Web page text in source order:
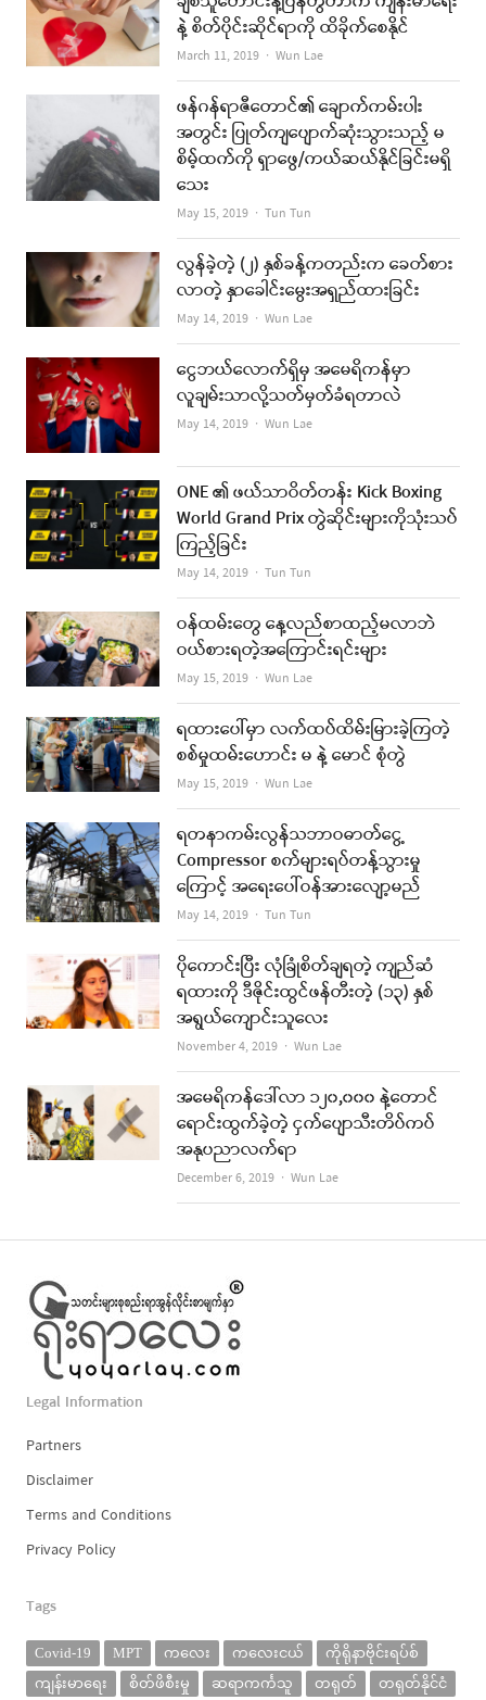
နဲ့ စိတ်ပိုင်းဆိုင်ရာကို ထိခိုက်စေနိုင်
March 11, 2019 Author
Wun Lae
ဖန်ဂန်ရာဇီတောင်၏ ချောက်ကမ်းပါး
အတွင်း ပြုတ်ကျပျောက်ဆုံးသွားသည့် မ
စိမ့်ထက်ကို ရှာဖွေ/ကယ်ဆယ်နိုင်ခြင်းမရှိ
သေး
May 15, 2019 Author
Tun Tun
လွန်ခဲ့တဲ့ (၂) နှစ်ခန့်ကတည်းက ခေတ်စား
လာတဲ့ နှာခေါင်းမွေးအရှည်ထားခြင်း
May 14, 2019 Author
Wun Lae
ငွေဘယ်လောက်ရှိမှ အမေရိကန်မှာ
လူချမ်းသာလို့သတ်မှတ်ခံရတာလဲ
May 14, 2019 Author
Wun Lae
ONE ၏ ဖယ်သာဝိတ်တန်း Kick Boxing
World Grand Prix တွဲဆိုင်းများကိုသုံးသပ်
ကြည့်ခြင်း
May 14, 2019 Author
Tun Tun
ဝန်ထမ်းတွေ နေ့လည်စာထည့်မလာဘဲ
ဝယ်စားရတဲ့အကြောင်းရင်းများ
May 15, 2019 Author
Wun Lae
ရထားပေါ်မှာ လက်ထပ်ထိမ်းမြားခဲ့ကြတဲ့
စစ်မှုထမ်းဟောင်း မ နဲ့ မောင် စုံတွဲ
May 15, 2019 Author
Wun Lae
ရတနာကမ်းလွန်သဘာဝဓာတ်ငွေ့
Compressor စက်များရပ်တန့်သွားမှု
ကြောင့် အရေးပေါ်ဝန်အားလျော့မည်
May 14, 2019 Author
Tun Tun
ပိုကောင်းပြီး လုံခြုံစိတ်ချရတဲ့ ကျည်ဆံ
ရထားကို ဒီဇိုင်းထွင်ဖန်တီးတဲ့ (၁၃) နှစ်
အရွယ်ကျောင်းသူလေး
November 4, 2019 Author
Wun Lae
အမေရိကန်ဒေါ်လာ ၁၂၀,၀၀၀ နဲ့တောင်
ရောင်းထွက်ခဲ့တဲ့ ငှက်ပျောသီးတိပ်ကပ်
အနုပညာလက်ရာ
December 6, 2019 Author
Wun Lae
Legal Information
Partners
Disclaimer
Terms and Conditions
Privacy Policy
Tags
Covid-19 MPT ကလေး ကလေးငယ်
ကိုရိုနာဗိုင်းရပ်စ်
ကျန်းမာရေး
စိတ်ဖိစီးမှု ဆရာကင်္ကသူ တရုတ် တရုတ်နိုင်ငံ